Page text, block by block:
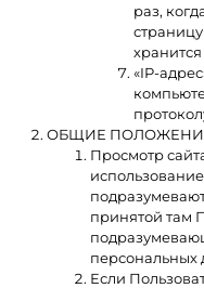
раз,
«IP-
ОБЩИЕ
Просмотр
принятой там
персональных
Если